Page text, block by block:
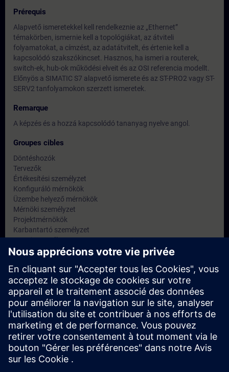
Prérequis
Alapvető ismeretekkel kell rendelkeznie az „Ethernet”
témakörben, ismernie kell a topológiákat, az átviteli
folyamatokat, a címzést, az adatátvitelt, és értenie kell a
kapcsolódó szakszókincset. Hasznos, ha ismeri a routerek,
switch-ek, hub-ok működési elveit és az OSI referencia modellt.
Előnyös a SIMATIC S7 alapvető ismerete és az ST-PRO2 vagy ST-
SERV2 tanfolyamokon szerzett ismeretek.
Remarque
A képzés és a hozzá kapcsolódó tananyag nyelve angol.
Groupes cibles
Döntéshozók
Tervezők
Értékesítési személyzet
Konfiguráló mérnökök
Üzembe helyező mérnökök
Mérnöki személyzet
Projektmérnökök
Karbantartó személyzet
Szervizszemélyzet
Ipar: ügyvezető igazgatók
IT: informatikai igazgatók, hálózattervezők és rendszergazdák
Dates et inscriptions
Actuellement, aucun événement disponible
Inscrivez-vous sur la liste de demandes et recevez une
notification dès que de nouvelles dates sont disponibles.
Activer le service de notification